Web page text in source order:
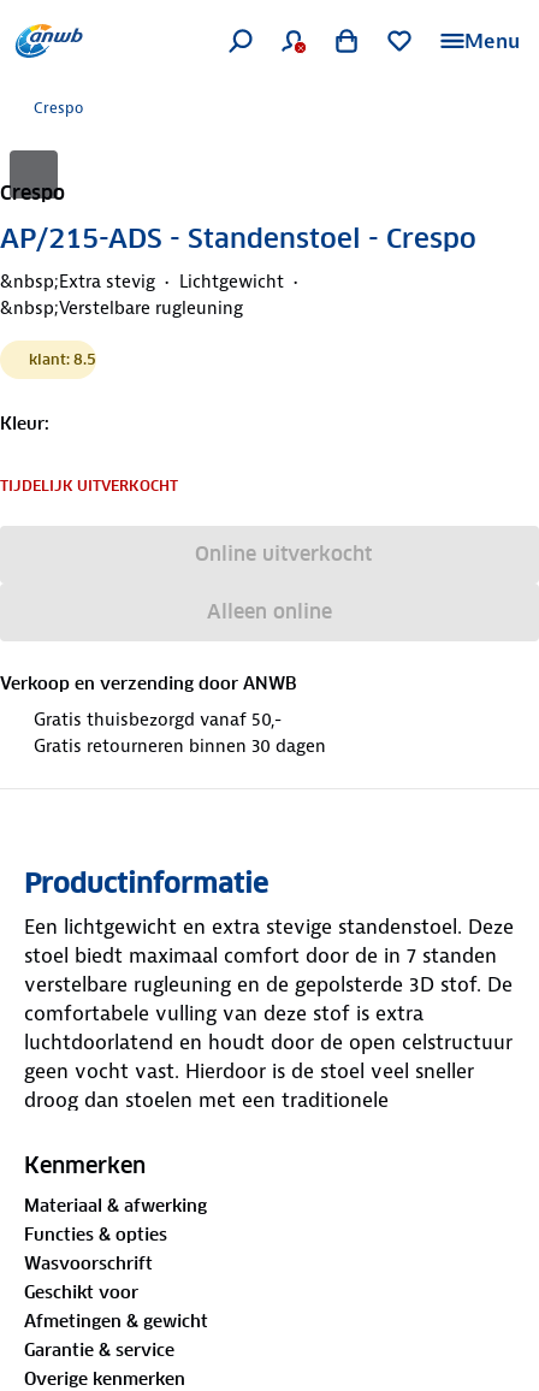
Menu
Crespo
Crespo
AP/215-ADS - Standenstoel - Crespo
&nbsp;Extra stevig
Lichtgewicht
&nbsp;Verstelbare rugleuning
klant: 8.5
Kleur:
TIJDELIJK UITVERKOCHT
Online uitverkocht
Alleen online
Verkoop en verzending door ANWB
Gratis thuisbezorgd vanaf 50,-
Gratis retourneren binnen 30 dagen
Productinformatie
Een lichtgewicht en extra stevige standenstoel. Deze
stoel biedt maximaal comfort door de in 7 standen
verstelbare rugleuning en de gepolsterde 3D stof. De
comfortabele vulling van deze stof is extra
luchtdoorlatend en houdt door de open celstructuur
geen vocht vast. Hierdoor is de stoel veel sneller
droog dan stoelen met een traditionele
armleggers ergonomisch gevormd. De stoel is
voorzien van een geanodiseerd U-frame voor extra
stabiliteit en stevigheid. Ingeklapt is deze stoel zeer
compact en daardoor gemakkelijk mee te nemen
Kenmerken
Materiaal & afwerking
Functies & opties
Wasvoorschrift
Geschikt voor
Afmetingen & gewicht
Garantie & service
Overige kenmerken